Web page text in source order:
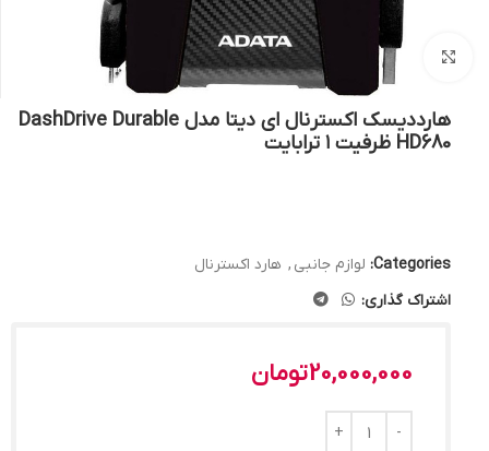
بزرگنمایی تصویر
هارددیسک اکسترنال ای دیتا مدل DashDrive Durable
HD680 ظرفیت ۱ ترابایت
Categories: لوازم جانبی , هارد اکسترنال
اشتراک گذاری:
20,000,000تومان